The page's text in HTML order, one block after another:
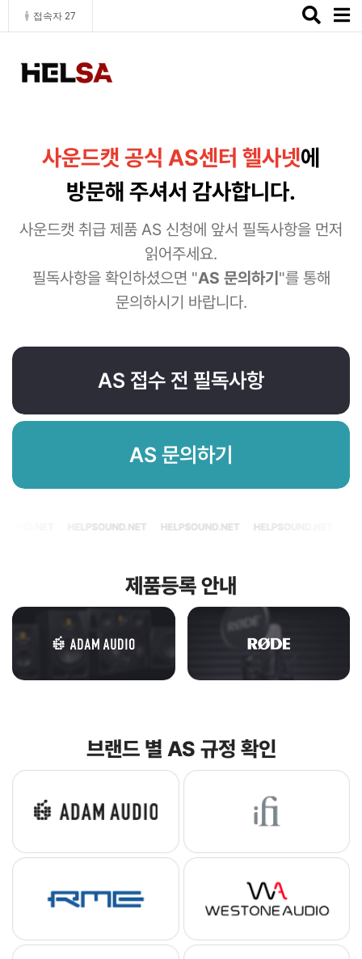
접속자 27
Toggle
사운드캣 공식 AS센터 헬사넷에
방문해 주셔서 감사합니다.
사운드캣 취급 제품 AS 신청에 앞서 필독사항을 먼저
읽어주세요.
필독사항을 확인하셨으면 "AS 문의하기 "를 통해
문의하시기 바랍니다.
AS 접수 전 필독사항
AS 문의하기
제품등록 안내
브랜드 별 AS 규정 확인
아담오디오 아이파이
알엠이 웨스톤오디오